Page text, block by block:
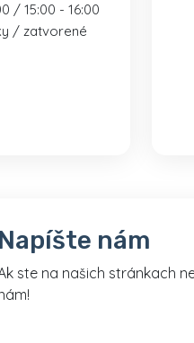
/ 15:00 - 16:00
/ zatvorené
Napíšte nám
ste na našich stránkach